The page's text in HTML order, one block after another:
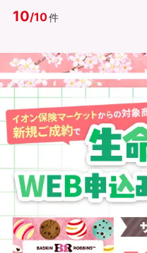
資料
（無
イオン
10/10件